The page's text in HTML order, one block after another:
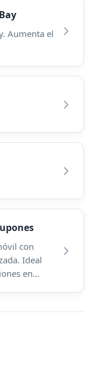
Aumenta el
con
Ideal
en